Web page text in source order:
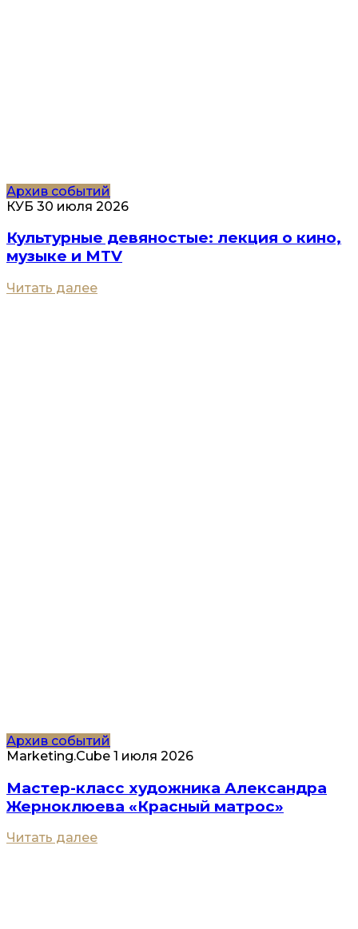
Архив событий
КУБ 30 июля 2026
Культурные девяностые: лекция о кино,
музыке и MTV
Читать далее
Архив событий
Marketing.Cube 1 июля 2026
Мастер-класс художника Александра
Жерноклюева «Красный матрос»
Читать далее